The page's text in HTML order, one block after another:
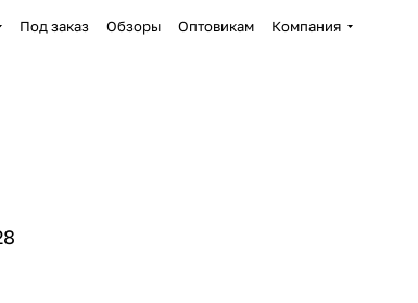
Под заказ Обзоры Оптовикам Компания